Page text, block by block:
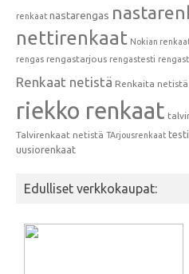
renkaat nastarengas
nettirenkaat Nokian
rengas rengastarjous rengastesti
Renkaat netistä Renkaita netistä
riekko renkaat
Talvirenkaat netistä TArjousrenkaat
uusiorenkaat
Edulliset verkkokaupat: